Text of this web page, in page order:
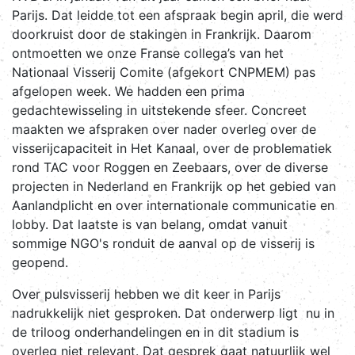
Parijs. Dat leidde tot een afspraak begin april, die werd
doorkruist door de stakingen in Frankrijk. Daarom
ontmoetten we onze Franse collega’s van het
Nationaal Visserij Comite (afgekort CNPMEM) pas
afgelopen week. We hadden een prima
gedachtewisseling in uitstekende sfeer. Concreet
maakten we afspraken over nader overleg over de
visserijcapaciteit in Het Kanaal, over de problematiek
rond TAC voor Roggen en Zeebaars, over de diverse
projecten in Nederland en Frankrijk op het gebied van
Aanlandplicht en over internationale communicatie en
lobby. Dat laatste is van belang, omdat vanuit
sommige NGO's ronduit de aanval op de visserij is
geopend.
Over pulsvisserij hebben we dit keer in Parijs
nadrukkelijk niet gesproken. Dat onderwerp ligt nu in
de triloog onderhandelingen en in dit stadium is
overleg niet relevant. Dat gesprek gaat natuurlijk wel